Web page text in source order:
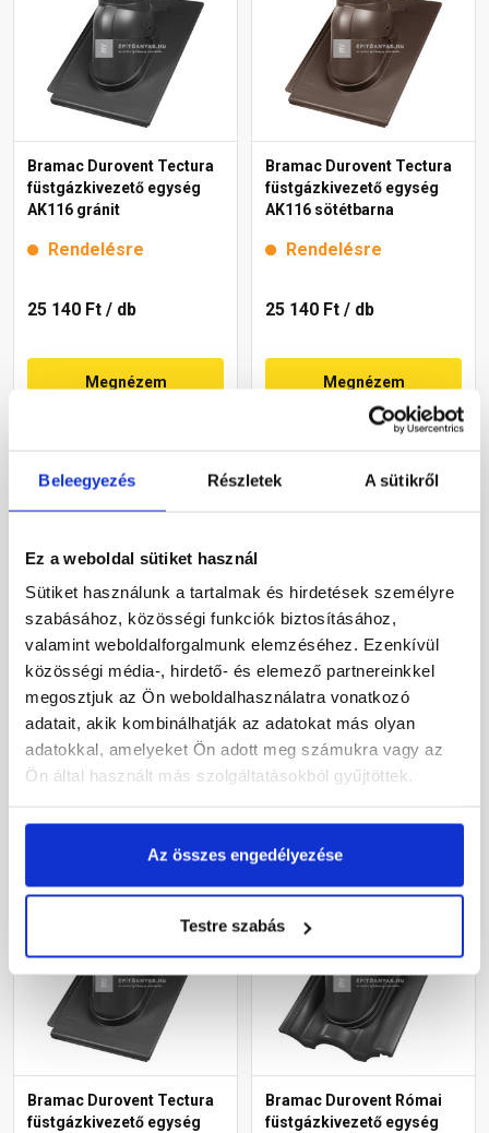
Beleegyezés Részletek A sütikről
Ez a weboldal sütiket használ
Sütiket használunk a tartalmak és hirdetések személyre
szabásához, közösségi funkciók biztosításához,
valamint weboldalforgalmunk elemzéséhez. Ezenkívül
közösségi média-, hirdető- és elemező partnereinkkel
megosztjuk az Ön weboldalhasználatra vonatkozó
adatait, akik kombinálhatják az adatokat más olyan
adatokkal, amelyeket Ön adott meg számukra vagy az
Ön által használt más szolgáltatásokból gyűjtöttek.
Az összes engedélyezése
Testre szabás
Bramac Durovent Tectura
füstgázkivezető egység
AK116 gránit
Rendelésre
25 140 Ft / db
Megnézem
Bramac Durovent Tectura
füstgázkivezető egység
AK116 sötétbarna
Rendelésre
25 140 Ft / db
Megnézem
füstgázkivezető cserép
NA114, rézvörös
Rendelésre
84 550 Ft/ db
Megnézem
füstgázkivezető egység
AK116 sötétbarna
Rendelésre
25 140 Ft/ db
Megnézem
Bramac Durovent Tectura
füstgázkivezető egység
Bramac Durovent Római
füstgázkivezető egység